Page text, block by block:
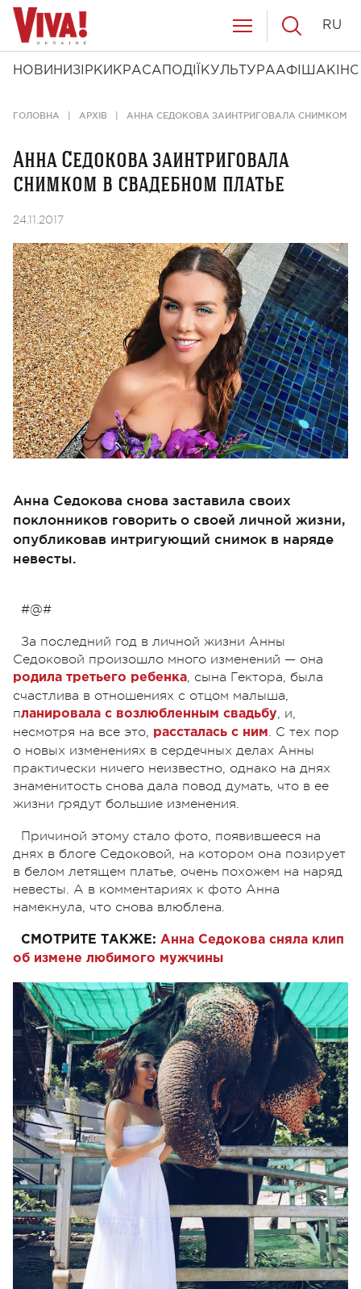
НОВИНИ ЗІРКИ КРАСА ПОДІЇ КУЛЬТУРААФІША КІНО
RU
ГОЛОВНА АРХІВ АННА СЕДОКОВА ЗАИНТРИГОВАЛА СНИМКОМ В
Анна Седокова заинтриговала
снимком в свадебном платье
24.11.2017
Анна Седокова снова заставила своих
поклонников говорить о своей личной жизни,
опубликовав интригующий снимок в наряде
невесты.
#@#
За последний год в личной жизни Анны
Седоковой произошло много изменений — она
родила третьего ребенка, сына Гектора, была
счастлива в отношениях с отцом малыша,
планировала с возлюбленным свадьбу, и,
несмотря на все это, рассталась с ним. С тех пор
о новых изменениях в сердечных делах Анны
практически ничего неизвестно, однако на днях
знаменитость снова дала повод думать, что в ее
жизни грядут большие изменения.
Причиной этому стало фото, появившееся на
днях в блоге Седоковой, на котором она позирует
в белом летящем платье, очень похожем на наряд
невесты. А в комментариях к фото Анна
намекнула, что снова влюблена.
СМОТРИТЕ ТАКЖЕ: Анна Седокова сняла клип
об измене любимого мужчины